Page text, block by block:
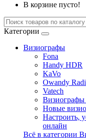
В корзине пусто!
Категории
Визиографы
Fona
Handy HDR
KaVo
Owandy
Vatech
Визиографы
Новые
Настроить,
онлайн
Всё в категории